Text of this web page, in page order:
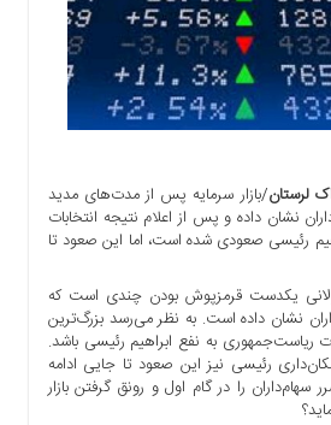
لرستان/بازار سرمایه پس از مدت‌های مدید
نشان داده و پس از اعلام نتیجه انتخابات
رئیسی صعودی شده است، اما این صعود تا
یکدست قرمزپوش بودن چندی است که
نشان داده است. به نظر می‌رسد بزرگ‌ترین
ریاست‌جمهوری به نفع ابراهیم رئیسی باشد.
رئیسی نیز این صعود تا جایی ادامه
را در گام اول و رونق گرفتن بازار